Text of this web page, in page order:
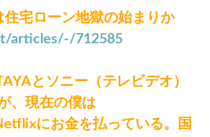
住宅ローン地獄の始まりか
articles/-/712585
とソニー（テレビデオ）
、現在の僕は
にお金を払っている。国